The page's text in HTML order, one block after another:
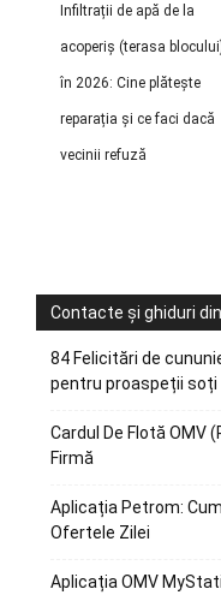
Infiltrații de apă de la
acoperiș (terasa
în 2026: Cine plătește
reparația și ce faci dacă
vecinii refuză
Contacte și ghiduri
84 Felicitări de
pentru proaspeții soți
Cardul De Flotă OMV
Firmă
Aplicația Petrom:
Ofertele Zilei
Aplicația OMV